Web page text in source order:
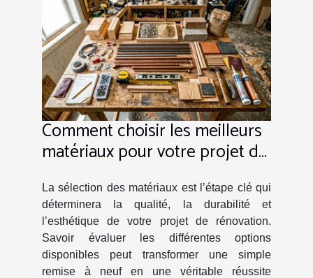
Comment choisir les meilleurs
matériaux pour votre projet de
La sélection des matériaux est l’étape clé qui
déterminera la qualité, la durabilité et
l’esthétique de votre projet de rénovation.
Savoir évaluer les différentes options
disponibles peut transformer une simple
remise à neuf en une véritable réussite